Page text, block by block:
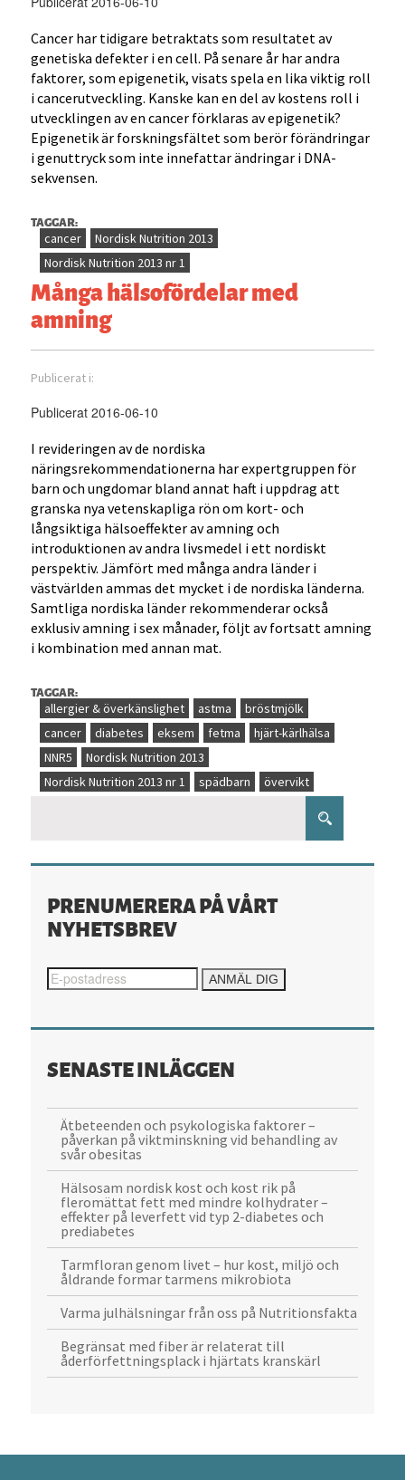
Cancer har tidigare betraktats som resultatet av
genetiska defekter i en cell. På senare år har andra
faktorer, som epigenetik, visats spela en lika viktig roll
i cancerutveckling. Kanske kan en del av kostens roll i
utvecklingen av en cancer förklaras av epigenetik?
Epigenetik är forskningsfältet som berör förändringar
i genuttryck som inte innefattar ändringar i DNA-
sekvensen.
TAGGAR:
cancer
Nordisk Nutrition 2013
Nordisk Nutrition 2013 nr 1
Många hälsofördelar med
amning
Publicerat i:
Publicerat 2016-06-10
I revideringen av de nordiska
näringsrekommendationerna har expertgruppen för
barn och ungdomar bland annat haft i uppdrag att
granska nya vetenskapliga rön om kort- och
långsiktiga hälsoeffekter av amning och
introduktionen av andra livsmedel i ett nordiskt
perspektiv. Jämfört med många andra länder i
västvärlden ammas det mycket i de nordiska länderna.
Samtliga nordiska länder rekommenderar också
exklusiv amning i sex månader, följt av fortsatt amning
i kombination med annan mat.
TAGGAR:
allergier & överkänslighet astma
bröstmjölk
cancer
diabetes eksem fetma
hjärt-kärlhälsa
NNR5
Nordisk Nutrition 2013
Nordisk Nutrition 2013 nr 1
spädbarn övervikt
PRENUMERERA PÅ VÅRT
NYHETSBREV
SENASTE INLÄGGEN
Ätbeteenden och psykologiska faktorer –
påverkan på viktminskning vid behandling av
svår obesitas
Hälsosam nordisk kost och kost rik på
fleromättat fett med mindre kolhydrater –
effekter på leverfett vid typ 2-diabetes och
prediabetes
Tarmfloran genom livet – hur kost, miljö och
åldrande formar tarmens mikrobiota
Varma julhälsningar från oss på Nutritionsfakta
Begränsat med fiber är relaterat till
åderförfettningsplack i hjärtats kranskärl